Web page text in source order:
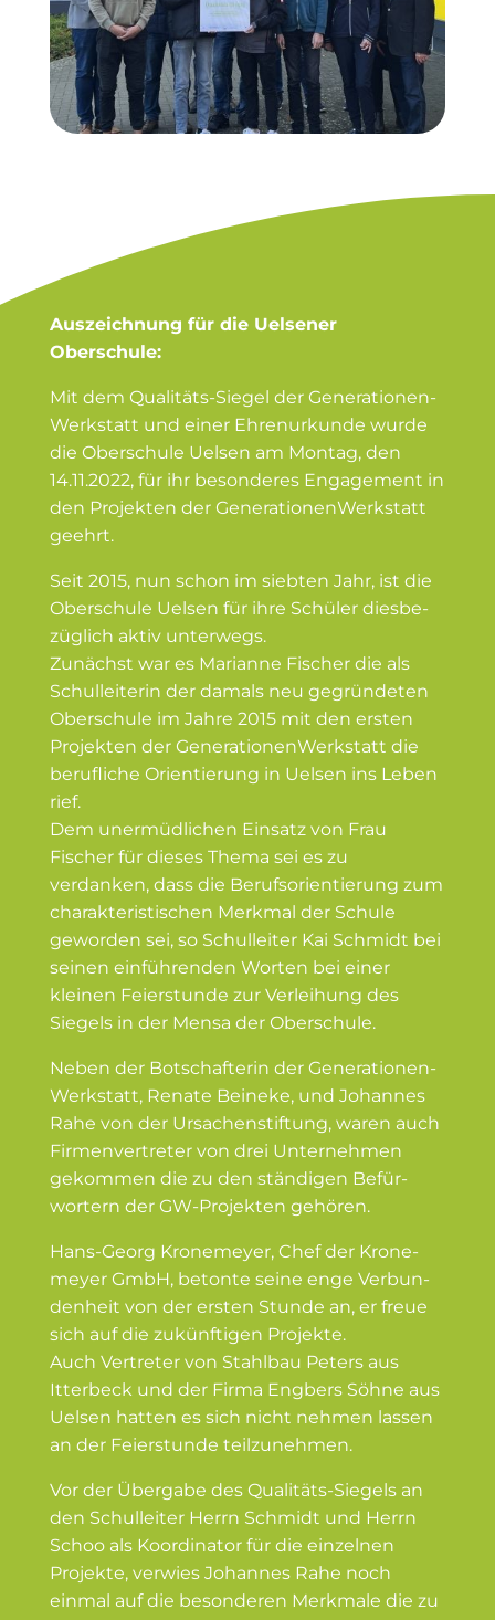
Auszeichnung für die Uelsener
Oberschule:
Mit dem Qualitäts-Siegel der Genera­tio­nen­
Werk­statt und einer Ehren­ur­kunde wurde
die Oberschule Uelsen am Montag, den
14.11.2022, für ihr beson­deres Engagement in
den Projekten der Genera­tio­nen­Werk­statt
geehrt.
Seit 2015, nun schon im siebten Jahr, ist die
Oberschule Uelsen für ihre Schüler diesbe­
züglich aktiv unterwegs.
Zunächst war es Marianne Fischer die als
Schul­lei­terin der damals neu gegrün­deten
Oberschule im Jahre 2015 mit den ersten
Projekten der Genera­tio­nen­Werk­statt die
beruf­liche Orien­tierung in Uelsen ins Leben
rief.
Dem unermüd­lichen Einsatz von Frau
Fischer für dieses Thema sei es zu
verdanken, dass die Berufs­ori­en­tierung zum
charak­te­ris­ti­schen Merkmal der Schule
geworden sei, so Schul­leiter Kai Schmidt bei
seinen einfüh­renden Worten bei einer
kleinen Feier­stunde zur Verleihung des
Siegels in der Mensa der Oberschule.
Neben der Botschaf­terin der Genera­tio­nen­
Werk­statt, Renate Beineke, und Johannes
Rahe von der Ursachen­stiftung, waren auch
Firmen­ver­treter von drei Unter­nehmen
gekommen die zu den ständigen Befür­
wortern der GW-Projekten gehören.
Hans-Georg Krone­meyer, Chef der Krone­
meyer GmbH, betonte seine enge Verbun­
denheit von der ersten Stunde an, er freue
sich auf die zukünf­tigen Projekte.
Auch Vertreter von Stahlbau Peters aus
Itterbeck und der Firma Engbers Söhne aus
Uelsen hatten es sich nicht nehmen lassen
an der Feier­stunde teilzu­nehmen.
Vor der Übergabe des Qualitäts-Siegels an
den Schul­leiter Herrn Schmidt und Herrn
Schoo als Koordi­nator für die einzelnen
Projekte, verwies Johannes Rahe noch
einmal auf die beson­deren Merkmale die zu